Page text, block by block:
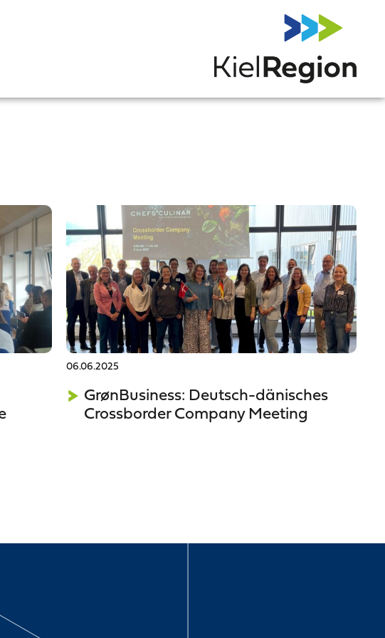
GrønBusiness: Deutsch-dänisches
Crossborder Company Meeting
06.06.2025